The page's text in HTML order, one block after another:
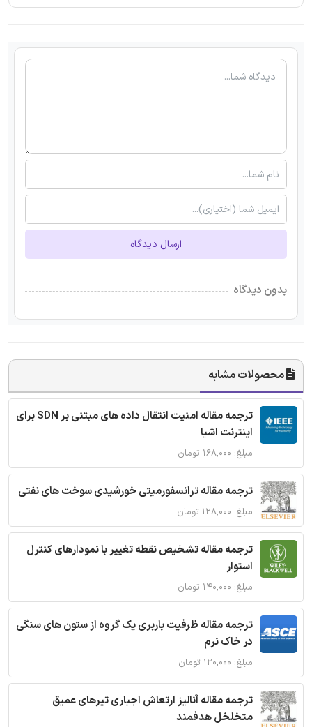
ارسال دیدگاه
بدون دیدگاه
محصولات مشابه
ترجمه مقاله امنیت انتقال داده های مبتنی بر SDN برای
اینترنت اشیا
مبلغ: ۱۶۸,۰۰۰ تومان
ترجمه مقاله ترانسفورمیتی خورشیدی سوخت های نفتی
مبلغ: ۱۲۸,۰۰۰ تومان
ترجمه مقاله تشخیص نقطه تغییر با نمودارهای کنترل
استوار
مبلغ: ۱۴۰,۰۰۰ تومان
ترجمه مقاله ظرفیت باربری یک گروه از ستون های سنگی
در خاک نرم
مبلغ: ۱۲۰,۰۰۰ تومان
ترجمه مقاله آنالیز ارتعاش اجباری تیرهای عمیق
متخلخل هدفمند